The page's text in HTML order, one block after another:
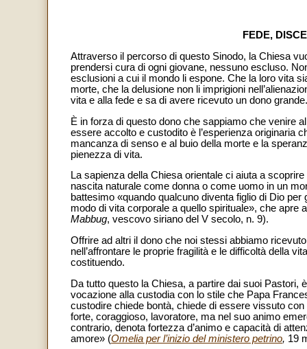
FEDE,
Attraverso il percorso di questo Sinodo, la Chiesa
prendersi cura di ogni giovane, nessuno escluso.
esclusioni a cui il mondo li espone. Che la loro vita
morte, che la delusione non li imprigioni
vita e alla fede e sa di avere ricevuto un dono grande.
È in forza di questo dono che sappiamo che venire
essere accolto e custodito è l’esperienza originaria
mancanza di senso e al buio della morte e la
pienezza di vita.
La sapienza della Chiesa orientale ci aiuta a
nascita naturale come donna o come uomo in un
battesimo «quando qualcuno diventa figlio di Dio
modo di vita corporale a quello spirituale», che apre
Mabbug, vescovo siriano del V secolo, n. 9).
Offrire ad altri il dono che noi stessi abbiamo
nell’affrontare le proprie fragilità e le difficoltà della
costituendo.
Da tutto questo la Chiesa, a partire dai suoi
vocazione alla custodia con lo stile che Papa
custodire chiede bontà, chiede di essere vissuto
forte, coraggioso, lavoratore, ma nel suo animo
contrario, denota fortezza d’animo e capacità di
amore» (Omelia per l’inizio del ministero petrino, 19